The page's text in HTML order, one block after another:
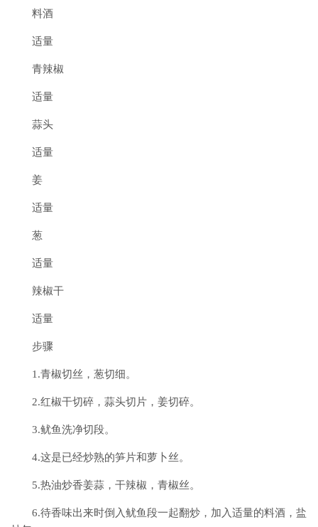
料酒
适量
青辣椒
适量
蒜头
适量
姜
适量
葱
适量
辣椒干
适量
步骤
1.青椒切丝，葱切细。
2.红椒干切碎，蒜头切片，姜切碎。
3.鱿鱼洗净切段。
4.这是已经炒熟的笋片和萝卜丝。
5.热油炒香姜蒜，干辣椒，青椒丝。
6.待香味出来时倒入鱿鱼段一起翻炒，加入适量的料酒，盐